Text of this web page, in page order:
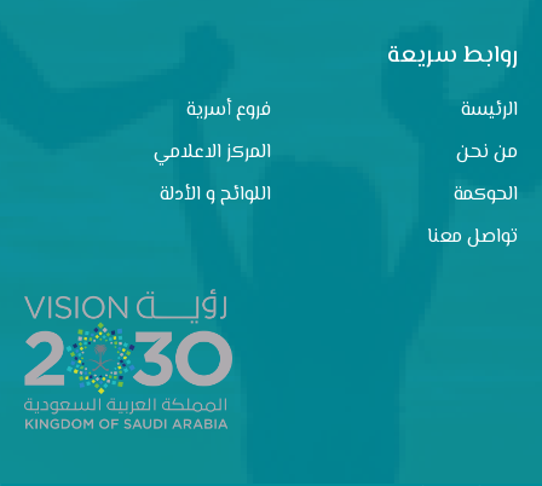
روابط سريعة
الرئيسة
فروع أسرية
من نحن
المركز الاعلامي
الحوكمة
اللوائح و الأدلة
تواصل معنا